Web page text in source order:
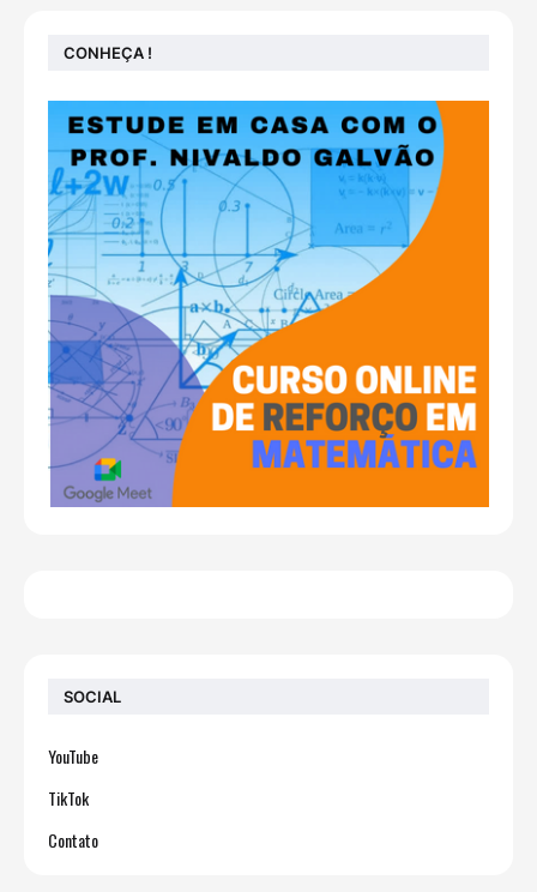
CONHEÇA !
SOCIAL
YouTube
TikTok
Contato